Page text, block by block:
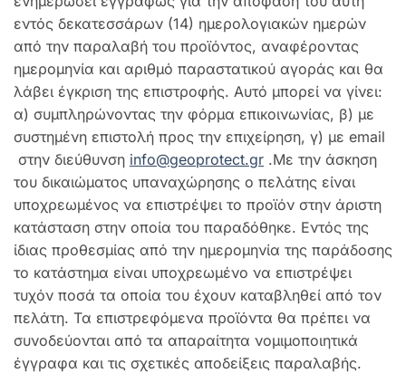
εντός δεκατεσσάρων (14) ημερολογιακών ημερών
από την παραλαβή του προϊόντος, αναφέροντας
ημερομηνία και αριθμό παραστατικού αγοράς και θα
λάβει έγκριση της επιστροφής. Αυτό μπορεί να γίνει:
α) συμπληρώνοντας την φόρμα επικοινωνίας, β) με
συστημένη επιστολή προς την επιχείρηση, γ) με email
στην διεύθυνση info@geoprotect.gr .Με την άσκηση
του δικαιώματος υπαναχώρησης ο πελάτης είναι
υποχρεωμένος να επιστρέψει το προϊόν στην άριστη
κατάσταση στην οποία του παραδόθηκε. Εντός της
ίδιας προθεσμίας από την ημερομηνία της παράδοσης
το κατάστημα είναι υποχρεωμένο να επιστρέψει
τυχόν ποσά τα οποία του έχουν καταβληθεί από τον
πελάτη. Τα επιστρεφόμενα προϊόντα θα πρέπει να
συνοδεύονται από τα απαραίτητα νομιμοποιητικά
έγγραφα και τις σχετικές αποδείξεις παραλαβής.